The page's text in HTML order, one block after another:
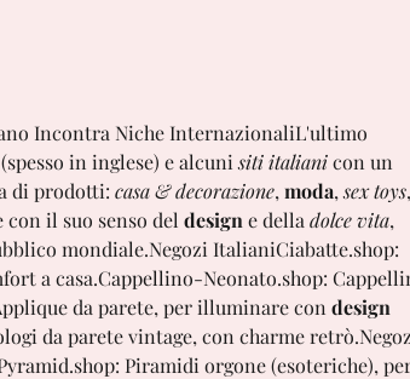
Incontra Niche InternazionaliL'ultimo
(spesso in inglese) e alcuni siti italiani con un
di prodotti: casa & decorazione, moda, sex toys,
il suo senso del design e della dolce vita,
mondiale.Negozi ItalianiCiabatte.shop:
a casa.Cappellino-Neonato.shop:
da parete, per illuminare con design
da parete vintage, con charme
: Piramidi orgone (esoteriche),